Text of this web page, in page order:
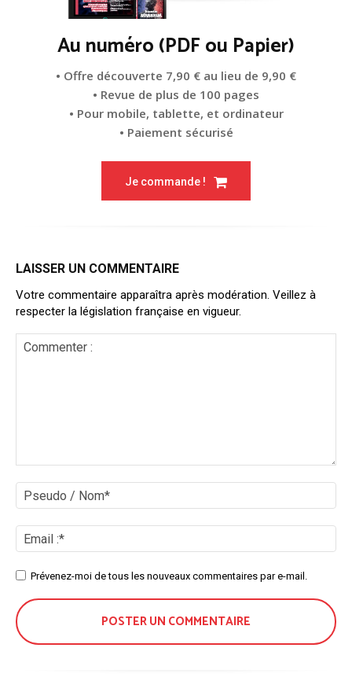
Au numéro (PDF ou Papier)
• Offre découverte 7,90 € au lieu de 9,90 €
• Revue de plus de 100 pages
• Pour mobile, tablette, et ordinateur
• Paiement sécurisé
Je commande !
LAISSER UN COMMENTAIRE
Votre commentaire apparaîtra après modération. Veillez à
respecter la législation française en vigueur.
/
:*
SitePrévenez-moi de tous les nouveaux commentaires par e-mail.